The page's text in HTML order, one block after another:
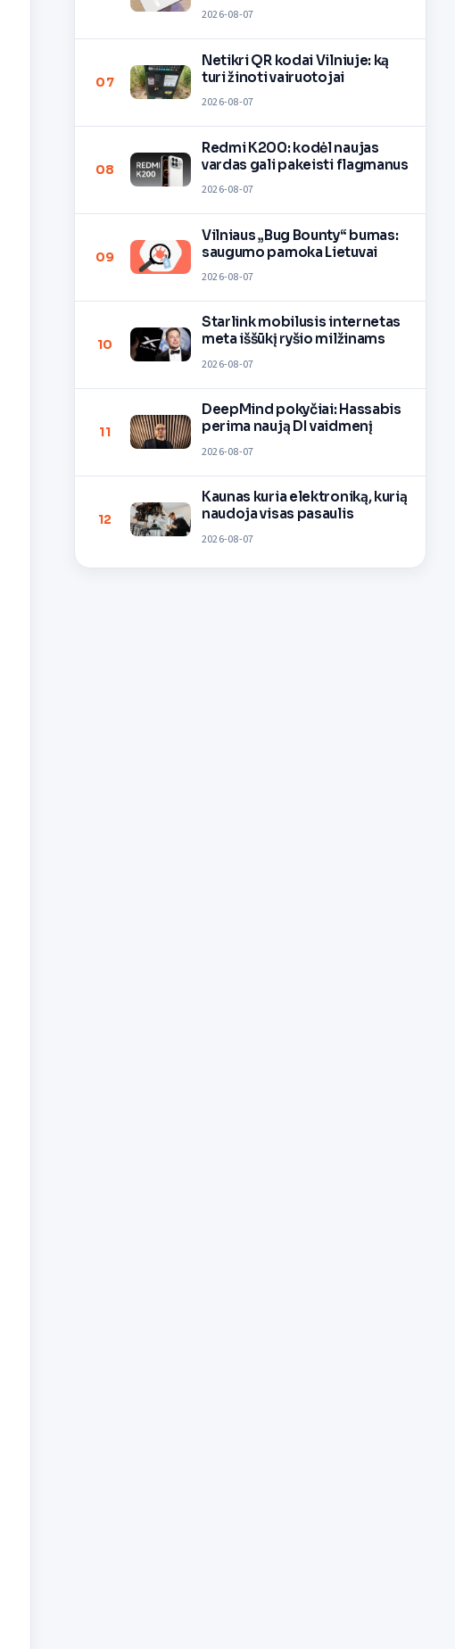
2026-08-07
07
Netikri QR kodai Vilniuje: ką
turi žinoti vairuotojai
2026-08-07
08
Redmi K200: kodėl naujas
vardas gali pakeisti flagmanus
2026-08-07
09
Vilniaus „Bug Bounty“ bumas:
saugumo pamoka Lietuvai
2026-08-07
10
Starlink mobilusis internetas
meta iššūkį ryšio milžinams
2026-08-07
11
DeepMind pokyčiai: Hassabis
perima naują DI vaidmenį
2026-08-07
12
Kaunas kuria elektroniką, kurią
naudoja visas pasaulis
2026-08-07